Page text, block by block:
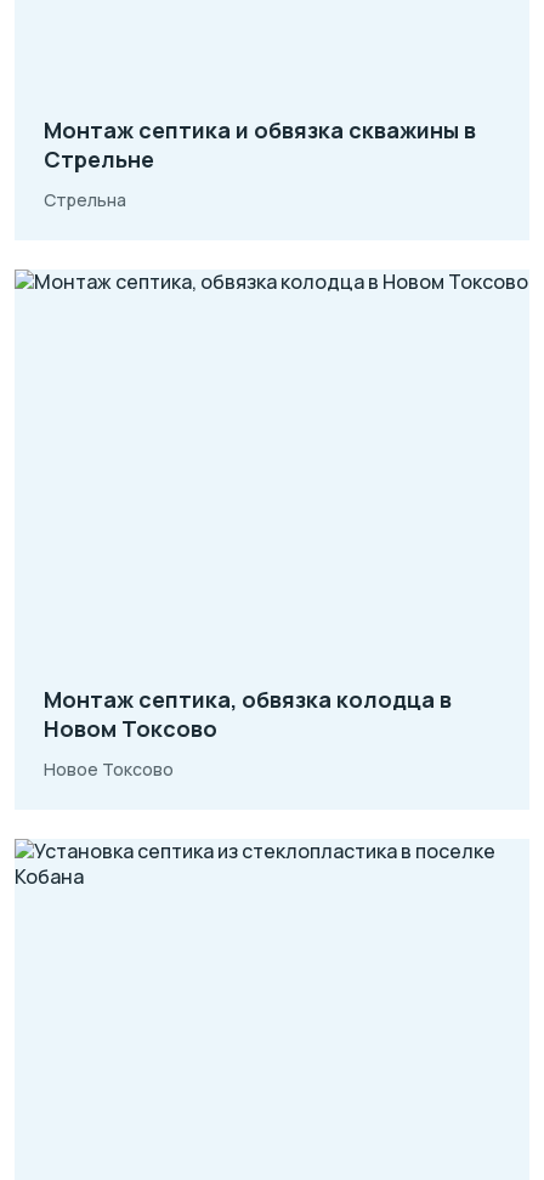
Монтаж септика и обвязка скважины в
Стрельне
Стрельна
Монтаж септика, обвязка колодца в
Новом Токсово
Новое Токсово